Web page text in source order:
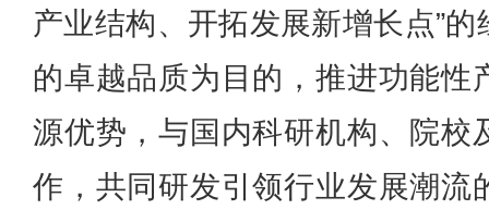
产业结构、开拓发展新增长点”
的卓越品质为目的，推进功能性
源优势，与国内科研机构、院校
作，共同研发引领行业发展潮流